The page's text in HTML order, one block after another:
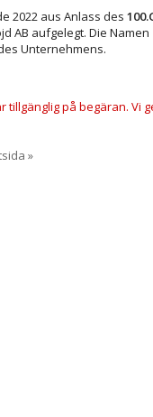
2022 aus Anlass des
AB aufgelegt. Die Namen
Unternehmens.
tillgänglig på begäran. Vi
»